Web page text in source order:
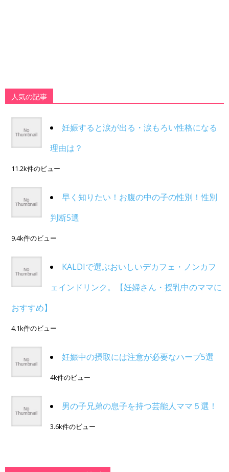
人気の記事
妊娠すると涙が出る・涙もろい性格になる
理由は？
11.2k件のビュー
早く知りたい！お腹の中の子の性別！性別
判断5選
9.4k件のビュー
KALDIで選ぶおいしいデカフェ・ノンカフ
ェインドリンク。【妊婦さん・授乳中のママに
おすすめ】
4.1k件のビュー
妊娠中の摂取には注意が必要なハーブ5選
4k件のビュー
男の子兄弟の息子を持つ芸能人ママ５選！
3.6k件のビュー